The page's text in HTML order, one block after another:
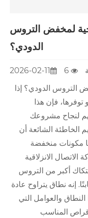
لمخفض التروس
الدودي؟
2026-02-11
التروس الدودي؟ إذا
فإن هذا
لنجاح مشروعك
الخاطئة الشائعة أن
مكونات منخفضة
الانزلاقية
أكبر من التروس
إنه نطاق يتراوح عادة
هذا النطاق والعوامل التي
المناسب